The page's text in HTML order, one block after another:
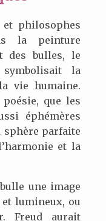
philosophes
la peinture
des bulles, le
la
vie humaine.
que les
éphémères
sphère parfaite
et la
une image
lumineux, ou
Freud aurait